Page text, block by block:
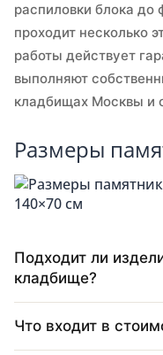
распиловки блока до
проходит несколько
работы действует
выполняют
кладбищах Москвы и
Размеры
Подходит ли
кладбище?
Что входит в